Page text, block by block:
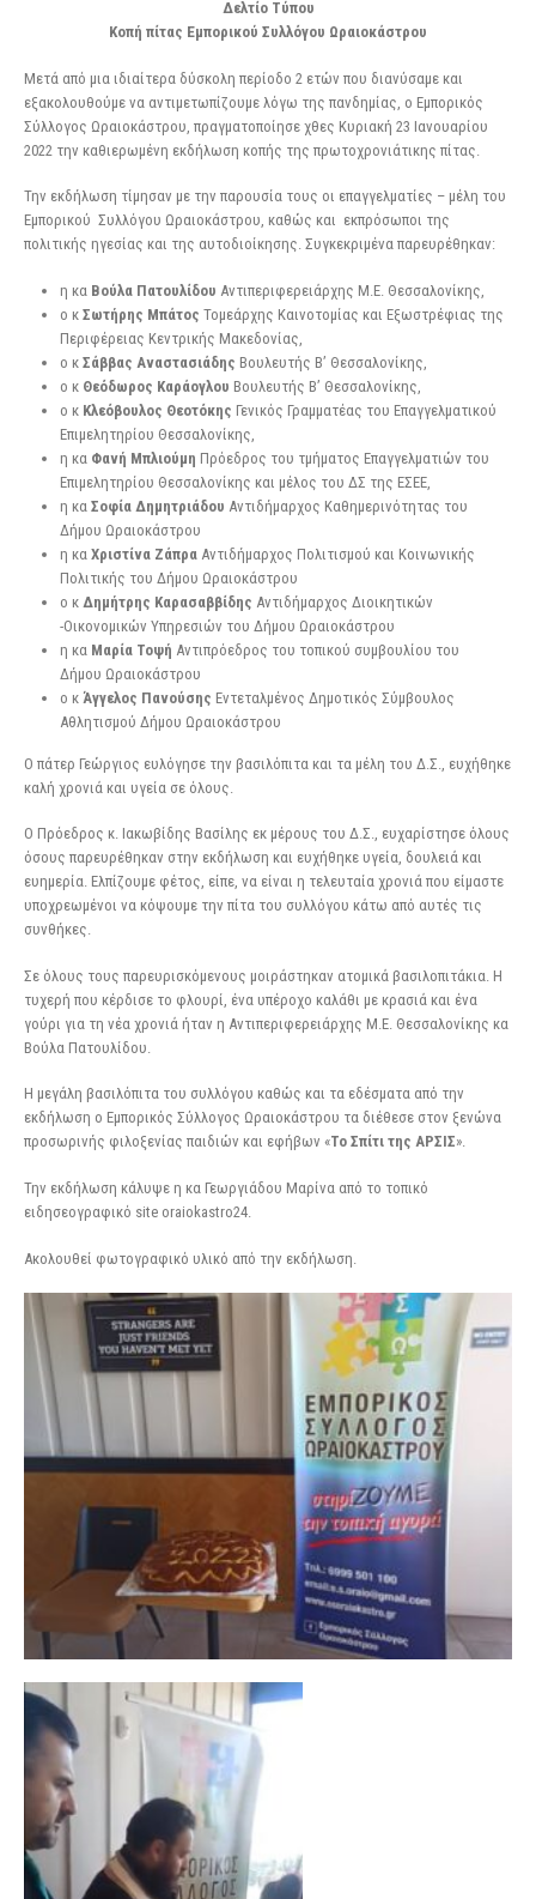
Δελτίο Τύπου
Κοπή πίτας Εμπορικού Συλλόγου Ωραιοκάστρου
Μετά από μια ιδιαίτερα δύσκολη περίοδο 2 ετών που διανύσαμε και
εξακολουθούμε να αντιμετωπίζουμε λόγω της πανδημίας, ο Εμπορικός
Σύλλογος Ωραιοκάστρου, πραγματοποίησε χθες Κυριακή 23 Ιανουαρίου
2022 την καθιερωμένη εκδήλωση κοπής της πρωτοχρονιάτικης πίτας.
Την εκδήλωση τίμησαν με την παρουσία τους οι επαγγελματίες – μέλη του
Εμπορικού Συλλόγου Ωραιοκάστρου, καθώς και εκπρόσωποι της
πολιτικής ηγεσίας και της αυτοδιοίκησης. Συγκεκριμένα παρευρέθηκαν:
η κα Βούλα Πατουλίδου Αντιπεριφερειάρχης Μ.Ε. Θεσσαλονίκης,
ο κ Σωτήρης Μπάτος Τομεάρχης Καινοτομίας και Εξωστρέφιας της
Περιφέρειας Κεντρικής Μακεδονίας,
ο κ Σάββας Αναστασιάδης Βουλευτής Β’ Θεσσαλονίκης,
ο κ Θεόδωρος Καράογλου Βουλευτής Β’ Θεσσαλονίκης,
ο κ Κλεόβουλος Θεοτόκης Γενικός Γραμματέας του Επαγγελματικού
Επιμελητηρίου Θεσσαλονίκης,
η κα Φανή Μπλιούμη Πρόεδρος του τμήματος Επαγγελματιών του
Επιμελητηρίου Θεσσαλονίκης και μέλος του ΔΣ της ΕΣΕΕ,
η κα Σοφία Δημητριάδου Αντιδήμαρχος Καθημερινότητας του
Δήμου Ωραιοκάστρου
η κα Χριστίνα ΖάπραΑντιδήμαρχος Πολιτισμού και Κοινωνικής
Πολιτικής του Δήμου Ωραιοκάστρου
ο κ Δημήτρης Καρασαββίδης Αντιδήμαρχος Διοικητικών
-Οικονομικών Υπηρεσιών του Δήμου Ωραιοκάστρου
η κα Μαρία Τοψή Αντιπρόεδρος του τοπικού συμβουλίου του
Δήμου Ωραιοκάστρου
ο κ Άγγελος Πανούσης Εντεταλμένος Δημοτικός Σύμβουλος
Αθλητισμού Δήμου Ωραιοκάστρου
Ο πάτερ Γεώργιος ευλόγησε την βασιλόπιτα και τα μέλη του Δ.Σ., ευχήθηκε
καλή χρονιά και υγεία σε όλους.
Ο Πρόεδρος κ. Ιακωβίδης Βασίλης εκ μέρους του Δ.Σ., ευχαρίστησε όλους
όσους παρευρέθηκαν στην εκδήλωση και ευχήθηκε υγεία, δουλειά και
ευημερία. Ελπίζουμε φέτος, είπε, να είναι η τελευταία χρονιά που είμαστε
υποχρεωμένοι να κόψουμε την πίτα του συλλόγου κάτω από αυτές τις
συνθήκες.
Σε όλους τους παρευρισκόμενους μοιράστηκαν ατομικά βασιλοπιτάκια. Η
τυχερή που κέρδισε το φλουρί, ένα υπέροχο καλάθι με κρασιά και ένα
γούρι για τη νέα χρονιά ήταν η Αντιπεριφερειάρχης Μ.Ε. Θεσσαλονίκης κα
Βούλα Πατουλίδου.
Η μεγάλη βασιλόπιτα του συλλόγου καθώς και τα εδέσματα από την
εκδήλωση ο Εμπορικός Σύλλογος Ωραιοκάστρου τα διέθεσε στον ξενώνα
προσωρινής φιλοξενίας παιδιών και εφήβων «Το Σπίτι της ΑΡΣΙΣ».
Την εκδήλωση κάλυψε η κα Γεωργιάδου Μαρίνα από το τοπικό
ειδησεογραφικό site oraiokastro24.
Ακολουθεί φωτογραφικό υλικό από την εκδήλωση.